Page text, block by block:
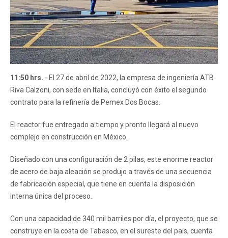
11:50 hrs. - El 27 de abril de 2022, la empresa de ingeniería ATB
Riva Calzoni, con sede en Italia, concluyó con éxito el segundo
contrato para la refinería de Pemex Dos Bocas.
El reactor fue entregado a tiempo y pronto llegará al nuevo
complejo en construcción en México.
Diseñado con una configuración de 2 pilas, este enorme reactor
de acero de baja aleación se produjo a través de una secuencia
de fabricación especial, que tiene en cuenta la disposición
interna única del proceso.
Con una capacidad de 340 mil barriles por día, el proyecto, que se
construye en la costa de Tabasco, en el sureste del país, cuenta